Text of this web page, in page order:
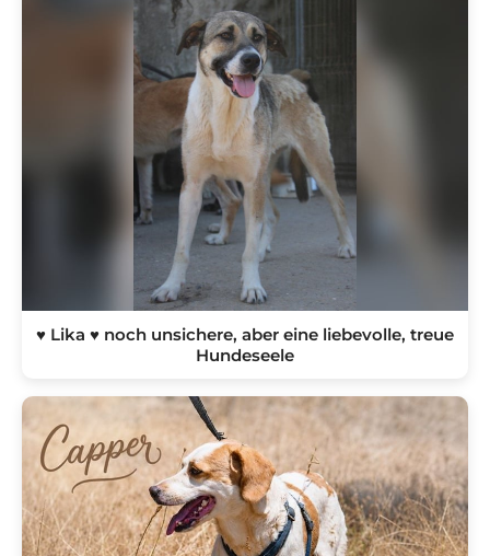
♥ Lika ♥ noch unsichere, aber eine liebevolle, treue
Hundeseele